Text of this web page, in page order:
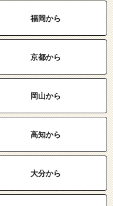
福岡から
京都から
岡山から
高知から
大分から